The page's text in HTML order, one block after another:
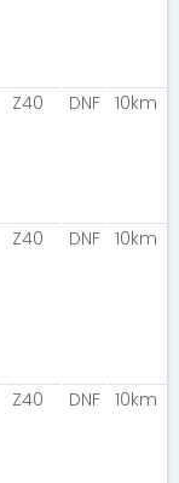
Z40 DNF 10km
Z40 DNF 10km
Z40 DNF 10km